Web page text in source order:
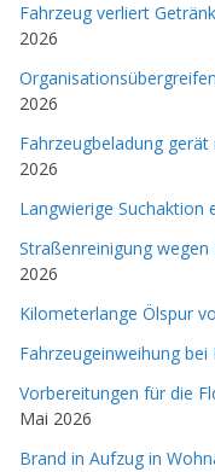
Fahrzeug verliert
2026
2026
Fahrzeugbeladung
2026
Langwierige Suchaktion
Straßenreinigung
2026
Kilometerlange Ölspur
Fahrzeugeinweihung
Vorbereitungen für die
Mai 2026
Brand in Aufzug in